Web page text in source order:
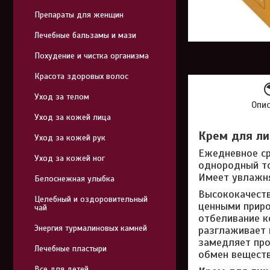
Крем для
Ежедневное
однородный
Имеет
ценными
отбеливание
замедляет
обмен
Препараты для женщин
Лечебные бальзамы и мази
Похудение и чистка организма
Красота здоровых волос
Уход за телом
Уход за кожей лица
Уход за кожей рук
Уход за кожей ног
Белоснежная улыбка
Целебный и оздоровительный
чай
Энергия турмалиновых камней
Лечебные пластыри